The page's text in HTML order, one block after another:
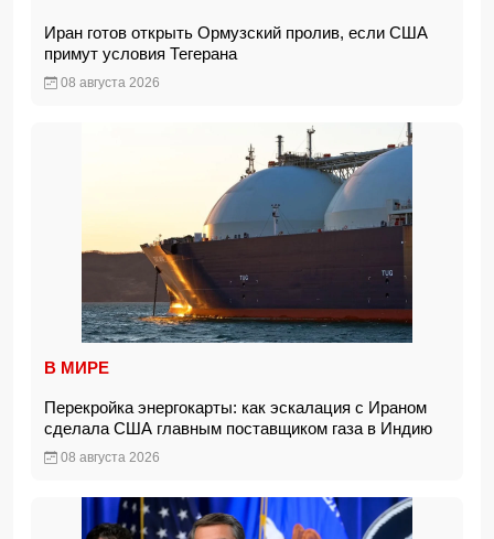
Иран готов открыть Ормузский пролив, если США
примут условия Тегерана
08 августа 2026
В МИРЕ
Перекройка энергокарты: как эскалация с Ираном
сделала США главным поставщиком газа в Индию
08 августа 2026